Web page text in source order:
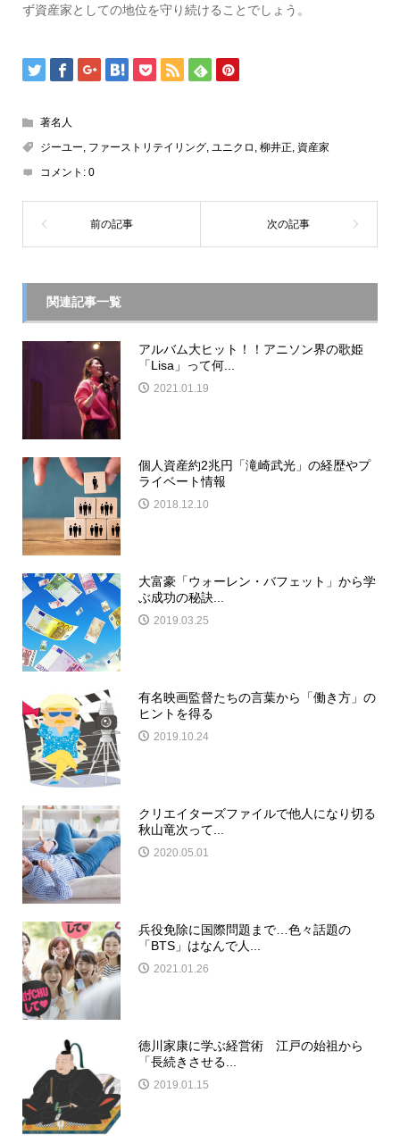
ず資産家としての地位を守り続けることでしょう。
著名人
ジーユー, ファーストリテイリング, ユニクロ , 柳井正, 資産家
コメント: 0
関連記事一覧
アルバム大ヒット！！アニソン界の歌姫
「Lisa」って何...
2021.01.19
個人資産約2兆円「滝崎武光」の経歴やプ
ライベート情報
2018.12.10
大富豪「ウォーレン・バフェット」から学
ぶ成功の秘訣...
2019.03.25
有名映画監督たちの言葉から「働き方」の
ヒントを得る
2019.10.24
クリエイターズファイルで他人になり切る
秋山竜次って...
2020.05.01
兵役免除に国際問題まで…色々話題の
「BTS」はなんで人...
2021.01.26
徳川家康に学ぶ経営術 江戸の始祖から
「長続きさせる...
2019.01.15